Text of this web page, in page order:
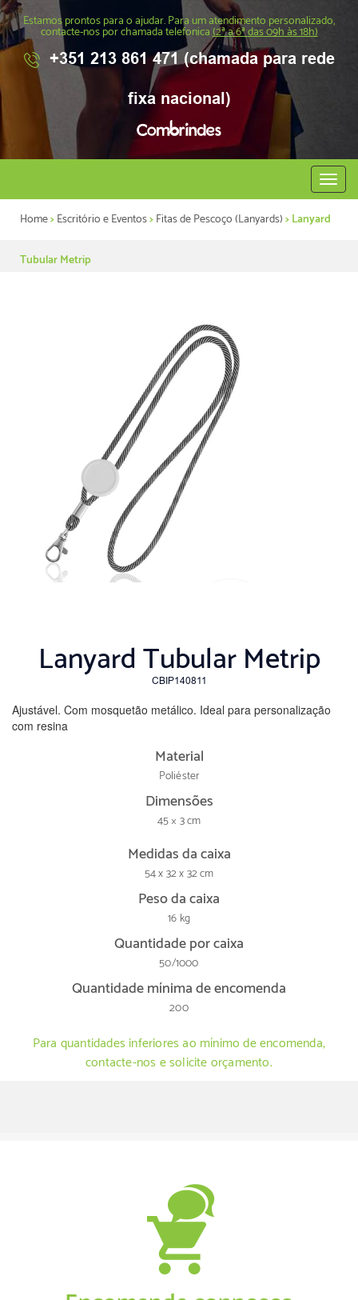
Estamos prontos para o ajudar. Para um atendimento personalizado,
contacte-nos por chamada telefonica(2ª a 6ª das 09h às 18h)
+351 213 861 471 (chamada para rede
fixa nacional)
Abrir
menu
Home>Escritório e Eventos>Fitas de Pescoço (Lanyards)> Lanyard
Tubular Metrip
Lanyard Tubular Metrip
CBIP140811
Ajustável. Com mosquetão metálico. Ideal para personalização
com resina
Material
Poliéster
Dimensões
45 × 3 cm
Medidas da caixa
54 x 32 x 32 cm
Peso da caixa
16 kg
Quantidade por caixa
50/1000
Quantidade mínima de encomenda
200
Para quantidades inferiores ao mínimo de encomenda,
contacte-nos e solicite orçamento.